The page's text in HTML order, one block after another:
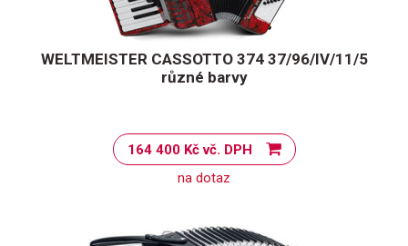
WELTMEISTER CASSOTTO 374 37/96/IV/11/5
různé barvy
164 400 Kč vč. DPH
na dotaz